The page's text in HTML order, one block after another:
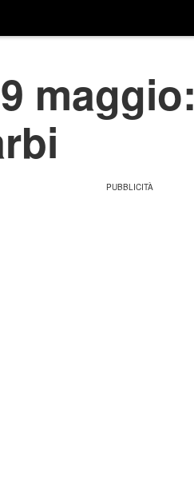
maggio: